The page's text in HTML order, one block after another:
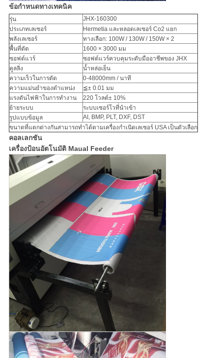
ข้อกำหนดทางเทคนิค
รุ่น
JHX-160300
ประเภทเลเซอร์
Hermetia และหลอดเลเซอร์ Co2 แยก
พลังเลเซอร์
ทางเลือก: 100W / 130W / 150W × 2
พื้นที่ตัด
1600 × 3000 มม
ซอฟต์แวร์
ซอฟต์แวร์ควบคุมระดับมืออาชีพของ JHX
คูลลิ่ง
น้ำหล่อเย็น
ความเร็วในการตัด
0-48000mm / นาที
ความแม่นยำของตำแหน่ง
≦± 0.01 มม
แรงดันไฟฟ้าในการทำงาน
220 โวลต์± 10%
ย้ายระบบ
ระบบเซอร์โวที่นำเข้า
รูปแบบข้อมูล
AI, BMP, PLT, DXF, DST
ขนาดที่แตกต่างกันสามารถทำได้ตามเครื่องกำเนิดเลเซอร์ USA เป็นตัวเลือก
คอลเลกชัน
เครื่องป้อนอัตโนมัติ Maual Feeder